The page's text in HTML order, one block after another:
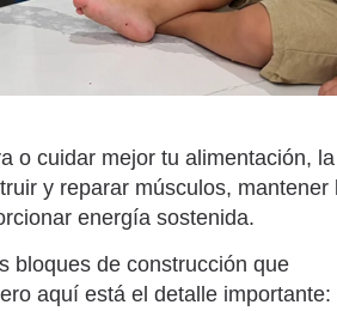
o cuidar mejor tu alimentación, la
y reparar músculos, mantener
energía sostenida.
bloques de construcción que
aquí está el detalle importante: